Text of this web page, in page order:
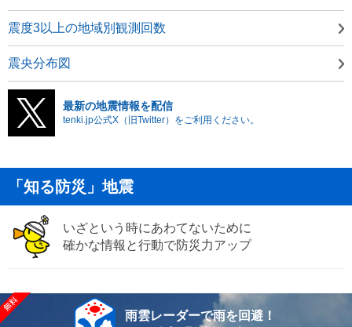
震度3以上の地域別観測回数
震央分布図
最新の地震情報を配信
tenki.jp公式X（旧Twitter）をご利用ください。
「知る防災」地震
いざという時にあわてないために
確かな情報と行動で防災力アップ
雨雲レーダーで雨を回避！